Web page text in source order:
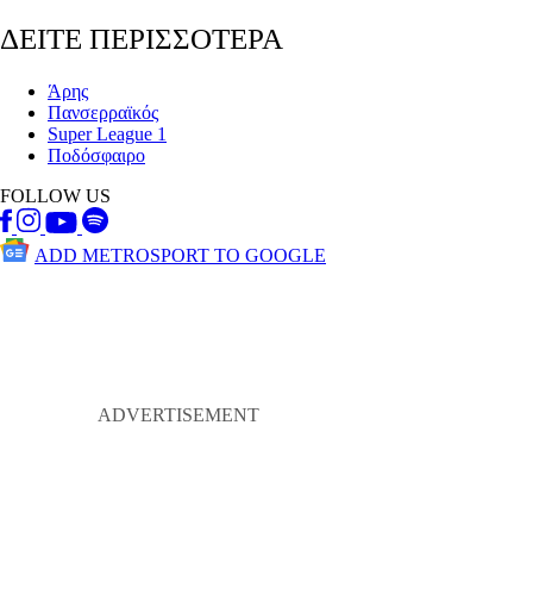
ΔΕΙΤΕ ΠΕΡΙΣΣΟΤΕΡΑ
Άρης
Πανσερραϊκός
Super League 1
Ποδόσφαιρο
FOLLOW US
ADD METROSPORT TO GOOGLE